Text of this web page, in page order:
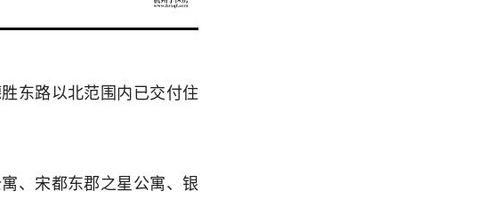
东路以北范围内已交付住
、宋都东郡之星公寓、银